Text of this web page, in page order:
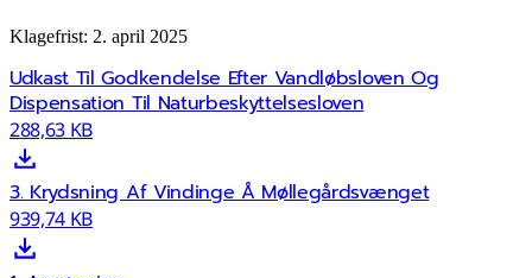
Klagefrist: 2. april 2025
Udkast Til Godkendelse Efter Vandløbsloven Og
Dispensation Til Naturbeskyttelsesloven
288,63 KB
3. Krydsning Af Vindinge Å Møllegårdsvænget
939,74 KB